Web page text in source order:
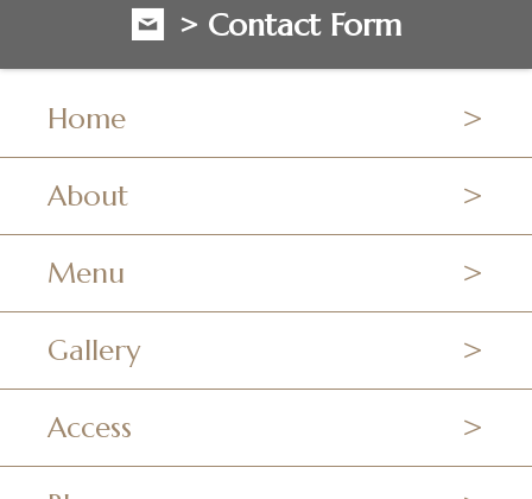
> Contact Form
Home
About
Menu
Gallery
Access